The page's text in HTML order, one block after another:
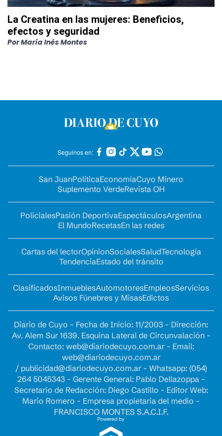
La Creatina en las mujeres: Beneficios,
efectos y seguridad
PorMaría Inés Montes
Seguinos en:
San JuanPolíticaEconomíaCuyo Minero
Suplemento VerdeRevista OH
PolicialesPasión DeportivaEspectáculosArgentina
El MundoRecetasEn las redes
Cartas del lectorOpinionSocialesSaludTecnología
TendenciaEstado del tránsito
ClasificadosInmueblesAutomotoresEmpleosServicios
Avisos Fúnebres y MisasEdictos
Diario de Cuyo - Fecha de Inicio: 11/2003 - Dirección:
Av. Alem Sur 1639. Esquina Lateral de Circunvalación -
Contacto: web@diariodecuyo.com.ar- Email:
web@diariodecuyo.com.ar
/ publicidad@diariodecuyo.com.ar- Whatsapp: (054)
264 5045343 - Gerente General: Pablo Dellazoppa -
Secretario de Redacción: Diego Castillo - Editor Web:
Mario Romero - Empresa propietaria del medio -
FRANCISCO MONTES S.A.C.I.F.